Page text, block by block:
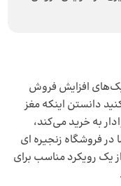
و تکنیک‌های افزایش فروش
دانستن اینکه مغز
به خرید می‌کند،
در فروشگاه زنجیره‌ ای
یک رویکرد مناسب برای